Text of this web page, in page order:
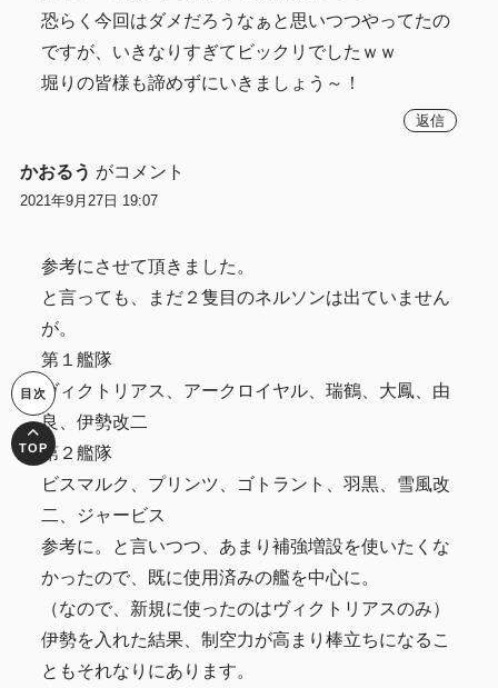
恐らく今回はダメだろうなぁと思いつつやってたの
ですが、いきなりすぎてビックリでしたｗｗ
堀りの皆様も諦めずにいきましょう～！
返信
かおるう がコメント
2021年9月27日 19:07
参考にさせて頂きました。
と言っても、まだ２隻目のネルソンは出ていません
が。
第１艦隊
ヴィクトリアス、アークロイヤル、瑞鶴、大鳳、由
良、伊勢改二
第２艦隊
ビスマルク、プリンツ、ゴトラント、羽黒、雪風改
二、ジャービス
参考に。と言いつつ、あまり補強増設を使いたくな
かったので、既に使用済みの艦を中心に。
（なので、新規に使ったのはヴィクトリアスのみ）
伊勢を入れた結果、制空力が高まり棒立ちになるこ
ともそれなりにあります。